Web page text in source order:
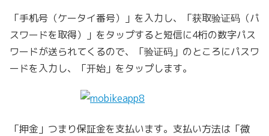
「手机号（ケータイ番号）」を入力し、「获取验证码（パ
スワードを取得）」をタップすると短信に4桁の数字パス
ワードが送られてくるので、「验证码」のところにパスワ
ードを入力し、「开始」をタップします。
「押金」つまり保証金を支払います。支払い方法は「微